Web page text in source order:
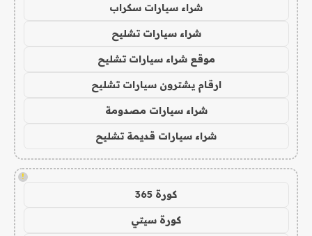
شراء سيارات سكراب
شراء سيارات تشليح
موقع شراء سيارات تشليح
ارقام يشترون سيارات تشليح
شراء سيارات مصدومة
شراء سيارات قديمة تشليح
!
كورة 365
كورة سيتي